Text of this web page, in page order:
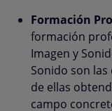
Formación
formación
Imagen y
Sonido son las
de ellas
campo